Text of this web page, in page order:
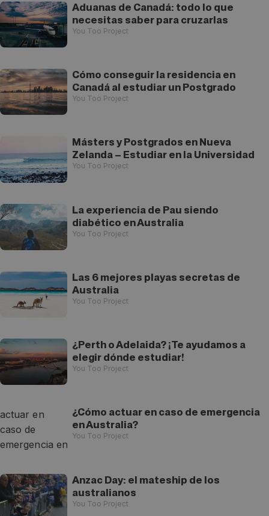
Aduanas de Canadá: todo lo que
necesitas saber para cruzarlas
You Too Project
Cómo conseguir la residencia en
Canadá al estudiar un Postgrado
You Too Project
Másters y Postgrados en Nueva
Zelanda – Estudiar en la Universidad
You Too Project
La experiencia de Pau siendo
diabético en Australia
You Too Project
Las 6 mejores playas secretas de
Australia
You Too Project
¿Perth o Adelaida? ¡Te ayudamos a
elegir dónde estudiar!
You Too Project
¿Cómo actuar en caso de emergencia
en Australia?
You Too Project
Anzac Day: el mateship de los
australianos
You Too Project